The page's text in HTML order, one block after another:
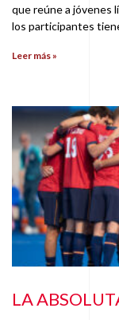
que reúne a jóvenes
los participantes
Leer más »
LA